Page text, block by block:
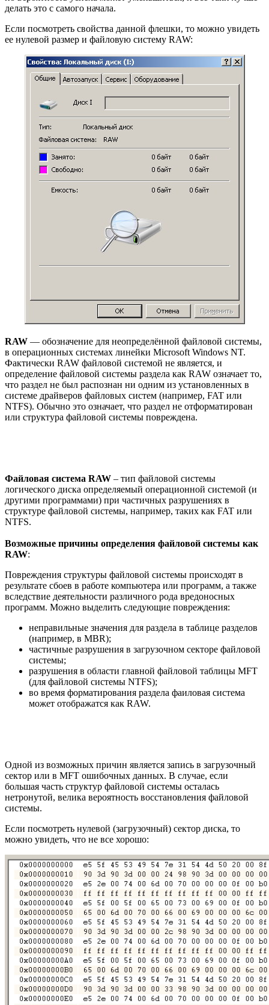
делать это с самого начала.
Если посмотреть свойства данной флешки, то можно увидеть
ее нулевой размер и файловую систему RAW:
RAW — обозначение для неопределённой файловой системы,
в операционных системах линейки Microsoft Windows NT.
Фактически RAW файловой системой не является, и
определение файловой системы раздела как RAW означает то,
что раздел не был распознан ни одним из установленных в
системе драйверов файловых систем (например, FAT или
NTFS). Обычно это означает, что раздел не отформатирован
или структура файловой системы повреждена.
Файловая система RAW – тип файловой системы
логического диска определяемый операционной системой (и
другими программами) при частичных разрушениях в
структуре файловой системы, например, таких как FAT или
NTFS.
Возможные причины определения файловой системы как
RAW:
Повреждения структуры файловой системы происходят в
результате сбоев в работе компьютера или программ, а также
вследствие деятельности различного рода вредоносных
программ. Можно выделить следующие повреждения:
неправильные значения для раздела в таблице разделов
(например, в MBR);
частичные разрушения в загрузочном секторе файловой
системы;
разрушения в области главной файловой таблицы MFT
(для файловой системы NTFS);
во время форматирования раздела фаиловая система
может отображатся как RAW.
Одной из возможных причин является запись в загрузочный
сектор или в MFT ошибочных данных. В случае, если
большая часть структур файловой системы осталась
нетронутой, велика вероятность восстановления файловой
системы.
Если посмотреть нулевой (загрузочный) сектор диска, то
можно увидеть, что не все хорошо: